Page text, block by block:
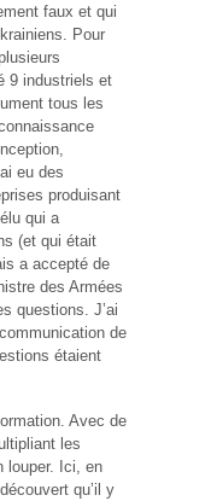
faux et qui
Pour
9 industriels et
tous les
eu des
produisant
qui a
(et qui était
a accepté de
des Armées
questions. J’ai
de
étaient
Avec de
les
louper. Ici, en
qu’il y